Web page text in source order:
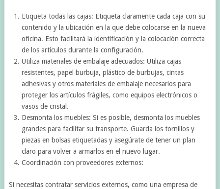
Etiqueta todas las cajas: Etiqueta claramente cada caja con su
contenido y la ubicación en la que debe colocarse en la nueva
oficina. Esto facilitará la identificación y la colocación correcta
de los artículos durante la configuración.
Utiliza materiales de embalaje adecuados: Utiliza cajas
resistentes, papel burbuja, plástico de burbujas, cintas
adhesivas y otros materiales de embalaje necesarios para
proteger los artículos frágiles, como equipos electrónicos o
vasos de cristal.
Desmonta los muebles: Si es posible, desmonta los muebles
grandes para facilitar su transporte. Guarda los tornillos y
piezas en bolsas etiquetadas y asegúrate de tener un plan
claro para volver a armarlos en el nuevo lugar.
Coordinación con proveedores externos:
Si necesitas contratar servicios externos, como una empresa de